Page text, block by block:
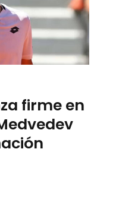
firme en